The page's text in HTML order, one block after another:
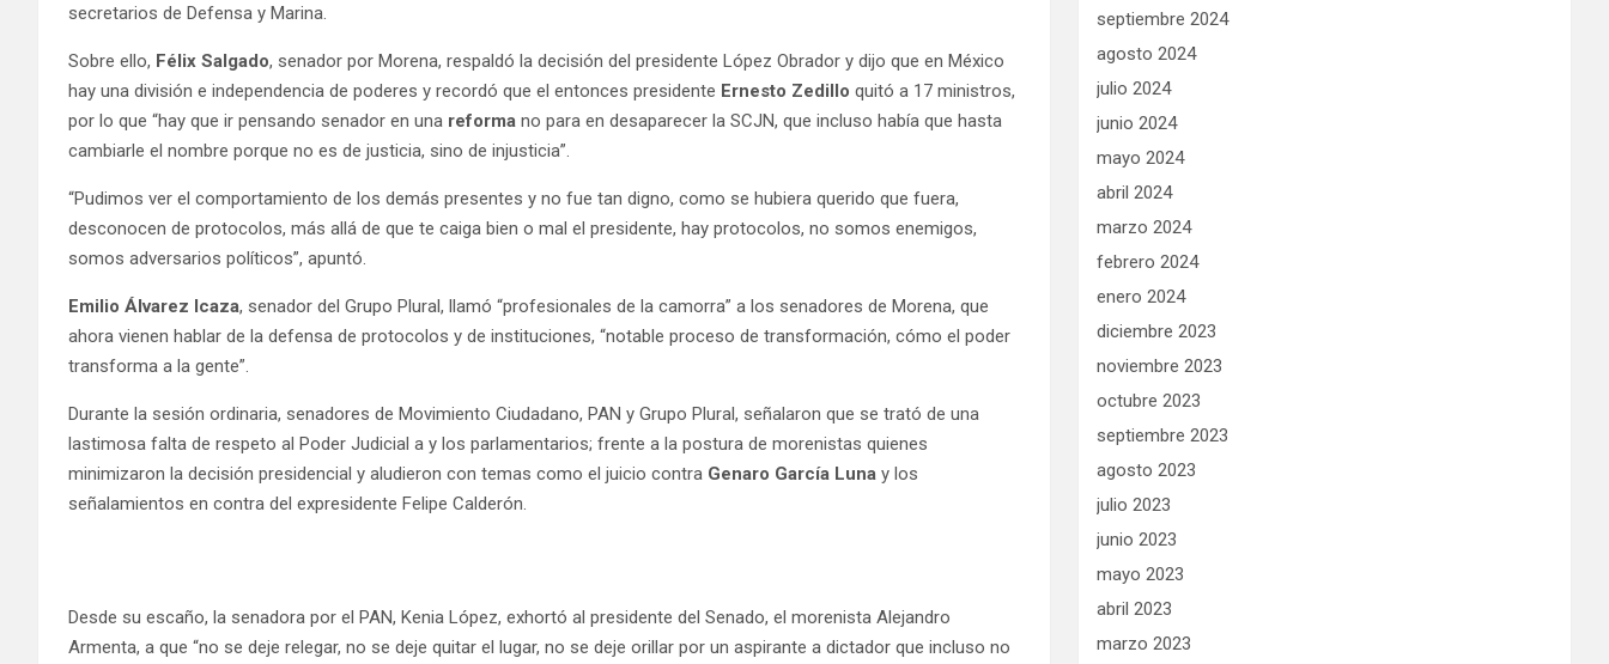
secretarios de Defensa y Marina.
Sobre ello, Félix Salgado, senador por Morena, respaldó la decisión del presidente López Obrador y dijo que en México
hay una división e independencia de poderes y recordó que el entonces presidente Ernesto Zedillo quitó a 17 ministros,
por lo que “hay que ir pensando senador en una reforma no para en desaparecer la SCJN, que incluso había que hasta
cambiarle el nombre porque no es de justicia, sino de injusticia”.
“Pudimos ver el comportamiento de los demás presentes y no fue tan digno, como se hubiera querido que fuera,
desconocen de protocolos, más allá de que te caiga bien o mal el presidente, hay protocolos, no somos enemigos,
somos adversarios políticos”, apuntó.
Emilio Álvarez Icaza, senador del Grupo Plural, llamó “profesionales de la camorra” a los senadores de Morena, que
ahora vienen hablar de la defensa de protocolos y de instituciones, “notable proceso de transformación, cómo el poder
transforma a la gente”.
Durante la sesión ordinaria, senadores de Movimiento Ciudadano, PAN y Grupo Plural, señalaron que se trató de una
lastimosa falta de respeto al Poder Judicial a y los parlamentarios; frente a la postura de morenistas quienes
minimizaron la decisión presidencial y aludieron con temas como el juicio contra Genaro García Luna y los
señalamientos en contra del expresidente Felipe Calderón.
Desde su escaño, la senadora por el PAN, Kenia López, exhortó al presidente del Senado, el morenista Alejandro
Armenta, a que “no se deje relegar, no se deje quitar el lugar, no se deje orillar por un aspirante a dictador que incluso no
septiembre 2024
agosto 2024
julio 2024
junio 2024
mayo 2024
abril 2024
marzo 2024
febrero 2024
enero 2024
diciembre 2023
noviembre 2023
octubre 2023
septiembre 2023
agosto 2023
julio 2023
junio 2023
mayo 2023
abril 2023
marzo 2023